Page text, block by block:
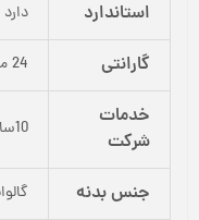
استاندارد دارد
گارانتی 24 ماه
خدمات
شرکت
10سال
جنس بدنه